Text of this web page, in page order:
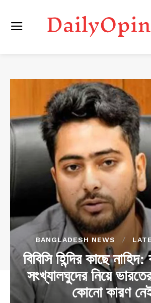
BANGLADESH NEWS
বিবিসি হিন্দির কাছে
সংখ্যালঘুদের নিয়ে
কোনো কারণ